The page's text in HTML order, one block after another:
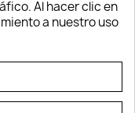
Al hacer clic en
a nuestro uso